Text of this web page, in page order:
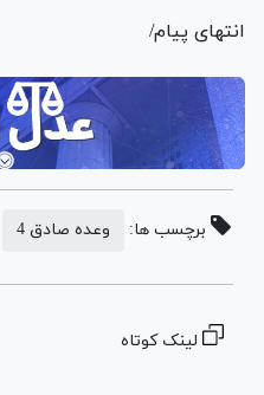
انتهای پیام/
برچسب ها: وعده صادق 4
لینک کوتاه